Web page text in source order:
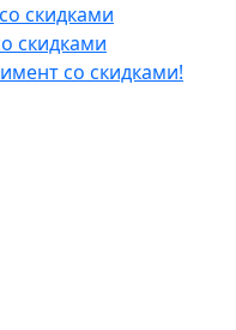
скидками
скидками
со скидками!